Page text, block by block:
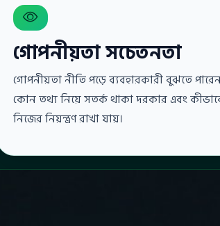
গোপনীয়তা সচেতনতা
গোপনীয়তা নীতি পড়ে ব্যবহারকারী বুঝতে
কোন তথ্য নিয়ে সতর্ক থাকা দরকার এবং
নিজের নিয়ন্ত্রণ রাখা যায়।